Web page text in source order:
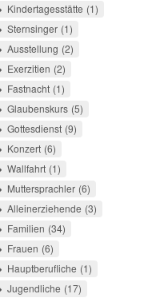
Kindertagesstätte 1
Sternsinger 1
Ausstellung 2
Exerzitien 2
Fastnacht 1
Glaubenskurs 5
Gottesdienst 9
Konzert 6
Wallfahrt 1
Muttersprachler 6
Alleinerziehende 3
Familien 34
Frauen 6
Hauptberufliche 1
Jugendliche 17